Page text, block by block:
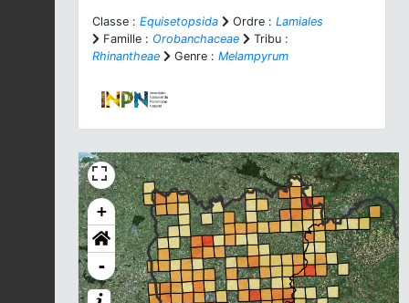
Classe : Equisetopsida Ordre : Lamiales
Famille : Orobanchaceae
Tribu :
Rhinantheae
Genre : Melampyrum
+
-